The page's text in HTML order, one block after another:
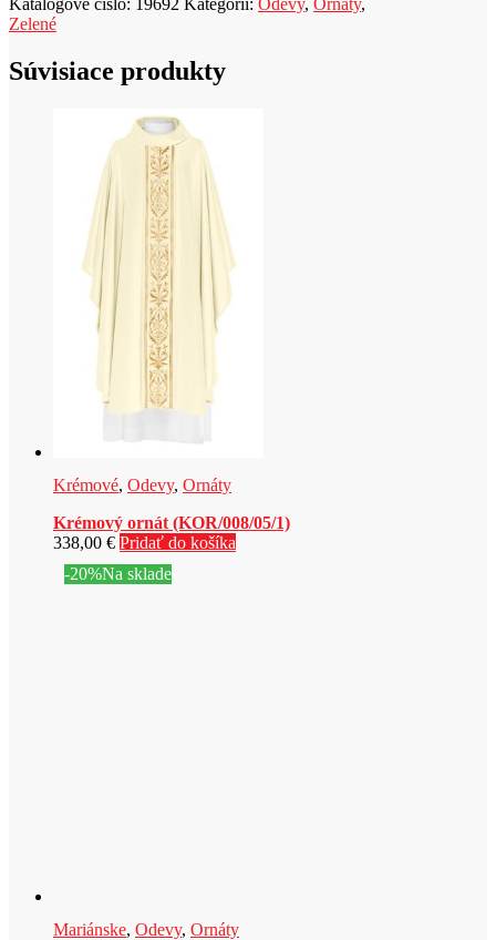
k
tZelené
Súvisiace produkty
Krémové, Odevy, Ornáty
Krémový ornát (KOR/008/05/1)
338,00 € Pridať do košíka
-20%Na sklade
Mariánske, Odevy, Ornáty